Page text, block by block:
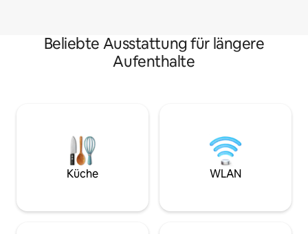
Beliebte Ausstattung für längere
Aufenthalte
Küche WLAN